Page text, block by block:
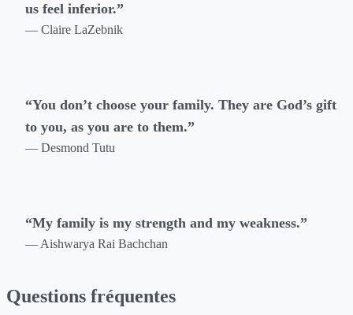
us feel inferior.”
— Claire LaZebnik
“You don’t choose your family. They are God’s gift
to you, as you are to them.”
— Desmond Tutu
“My family is my strength and my weakness.”
— Aishwarya Rai Bachchan
Questions fréquentes